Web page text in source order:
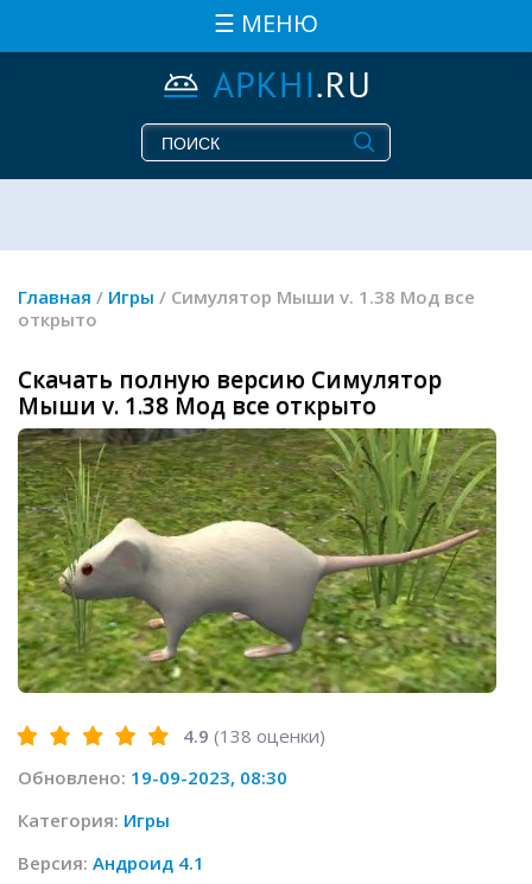
☰ МЕНЮ
Главная / Игры / Симулятор Мыши v. 1.38 Мод все
открыто
Скачать полную версию Симулятор
Мыши v. 1.38 Мод все открыто
4.9 (138 оценки)
Обновлено: 19-09-2023, 08:30
Категория: Игры
Версия: Андроид 4.1